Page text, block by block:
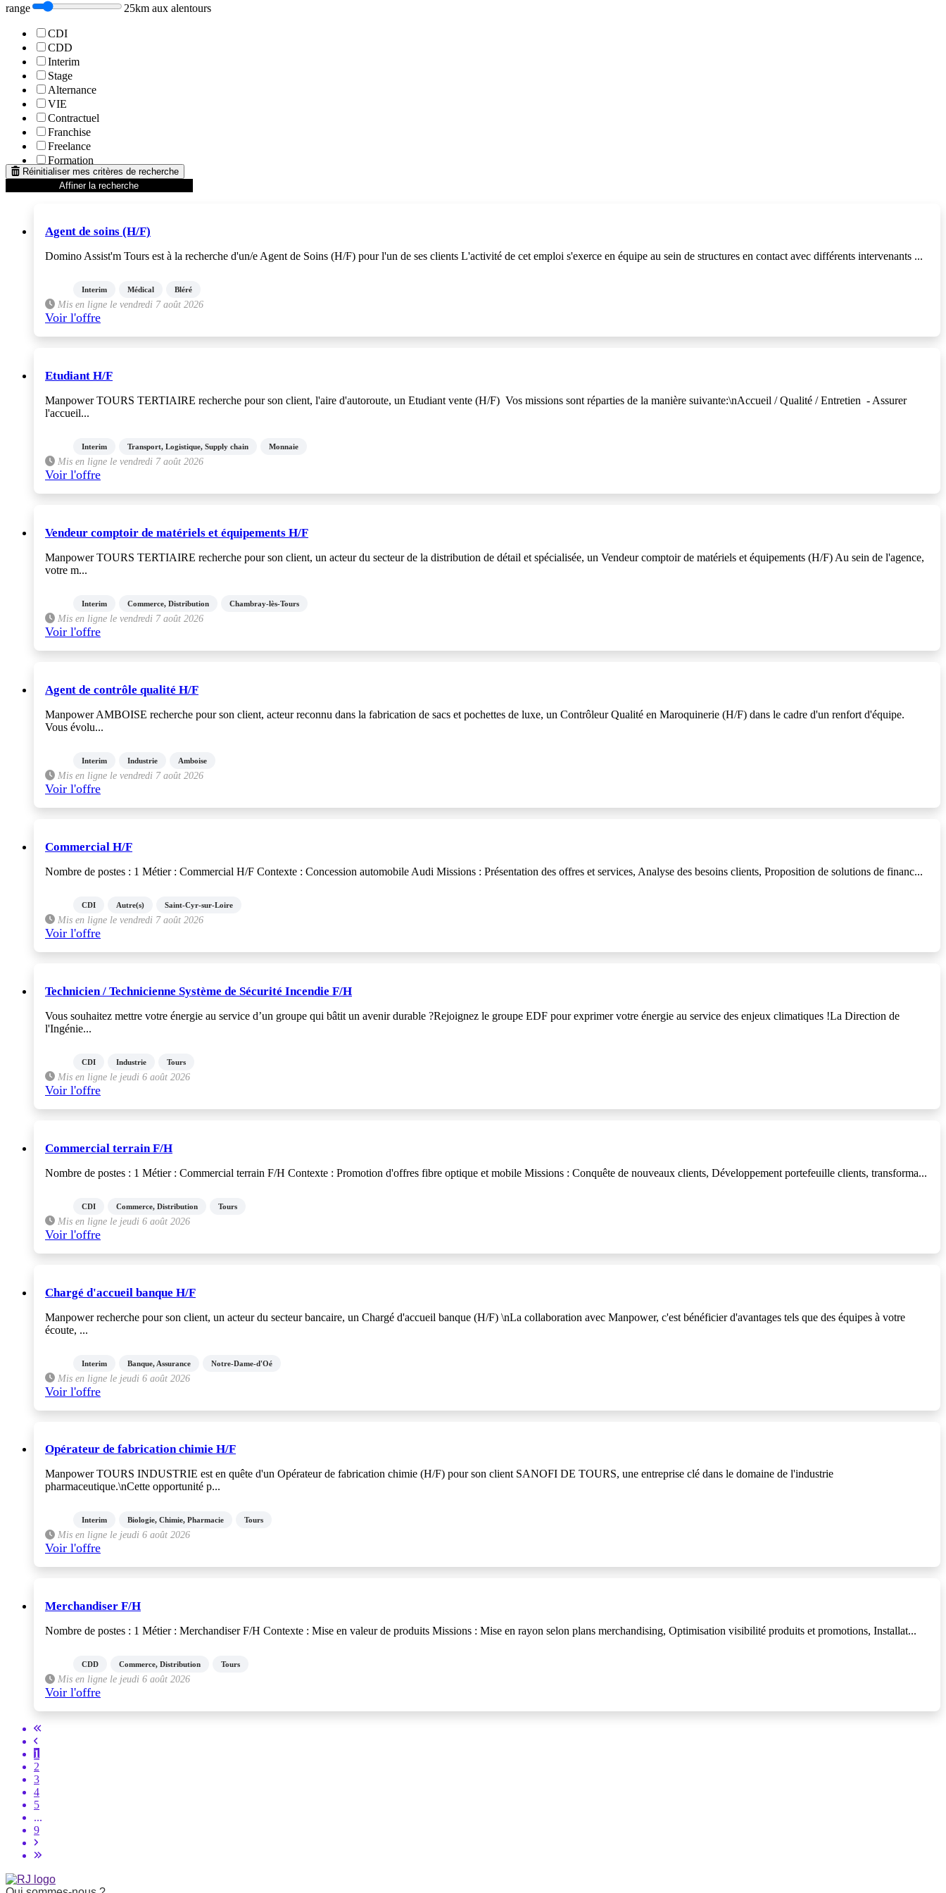
range 25km aux alentours
CDI
CDD
Interim
Stage
Alternance
VIE
Contractuel
Franchise
Freelance
Formation
Réinitialiser mes critères de recherche
Affiner la recherche
Agent de soins (H/F)
Domino Assist'm Tours est à la recherche d'un/e Agent de Soins (H/F) pour l'un de ses clients L'activité de cet emploi s'exerce en équipe au sein de structures en contact avec différents intervenants ...
Interim Médical Bléré
Mis en ligne le vendredi 7 août 2026
Voir l'offre
Etudiant H/F
Manpower TOURS TERTIAIRE recherche pour son client, l'aire d'autoroute, un Etudiant vente (H/F) Vos missions sont réparties de la manière suivante:\nAccueil / Qualité / Entretien - Assurer
l'accueil...
Interim Transport, Logistique, Supply chain Monnaie
Mis en ligne le vendredi 7 août 2026
Voir l'offre
Vendeur comptoir de matériels et équipements H/F
Manpower TOURS TERTIAIRE recherche pour son client, un acteur du secteur de la distribution de détail et spécialisée, un Vendeur comptoir de matériels et équipements (H/F) Au sein de l'agence,
votre m...
Interim Commerce, Distribution Chambray-lès-Tours
Mis en ligne le vendredi 7 août 2026
Voir l'offre
Agent de contrôle qualité H/F
Manpower AMBOISE recherche pour son client, acteur reconnu dans la fabrication de sacs et pochettes de luxe, un Contrôleur Qualité en Maroquinerie (H/F) dans le cadre d'un renfort d'équipe.
Vous évolu...
Interim Industrie Amboise
Mis en ligne le vendredi 7 août 2026
Voir l'offre
Commercial H/F
Nombre de postes : 1 Métier : Commercial H/F Contexte : Concession automobile Audi Missions : Présentation des offres et services, Analyse des besoins clients, Proposition de solutions de financ...
CDI Autre(s) Saint-Cyr-sur-Loire
Mis en ligne le vendredi 7 août 2026
Voir l'offre
Technicien / Technicienne Système de Sécurité Incendie F/H
Vous souhaitez mettre votre énergie au service d’un groupe qui bâtit un avenir durable ?Rejoignez le groupe EDF pour exprimer votre énergie au service des enjeux climatiques !La Direction de
l'Ingénie...
CDI Industrie Tours
Mis en ligne le jeudi 6 août 2026
Voir l'offre
Commercial terrain F/H
Nombre de postes : 1 Métier : Commercial terrain F/H Contexte : Promotion d'offres fibre optique et mobile Missions : Conquête de nouveaux clients, Développement portefeuille clients, transforma...
CDI Commerce, Distribution Tours
Mis en ligne le jeudi 6 août 2026
Voir l'offre
Chargé d'accueil banque H/F
Manpower recherche pour son client, un acteur du secteur bancaire, un Chargé d'accueil banque (H/F) \nLa collaboration avec Manpower, c'est bénéficier d'avantages tels que des équipes à votre
écoute, ...
Interim Banque, Assurance Notre-Dame-d'Oé
Mis en ligne le jeudi 6 août 2026
Voir l'offre
Opérateur de fabrication chimie H/F
Manpower TOURS INDUSTRIE est en quête d'un Opérateur de fabrication chimie (H/F) pour son client SANOFI DE TOURS, une entreprise clé dans le domaine de l'industrie
pharmaceutique.\nCette opportunité p...
Interim Biologie, Chimie, Pharmacie Tours
Mis en ligne le jeudi 6 août 2026
Voir l'offre
Merchandiser F/H
Nombre de postes : 1 Métier : Merchandiser F/H Contexte : Mise en valeur de produits Missions : Mise en rayon selon plans merchandising, Optimisation visibilité produits et promotions, Installat...
CDD Commerce, Distribution Tours
Mis en ligne le jeudi 6 août 2026
Voir l'offre
1
2
3
4
5
...
9